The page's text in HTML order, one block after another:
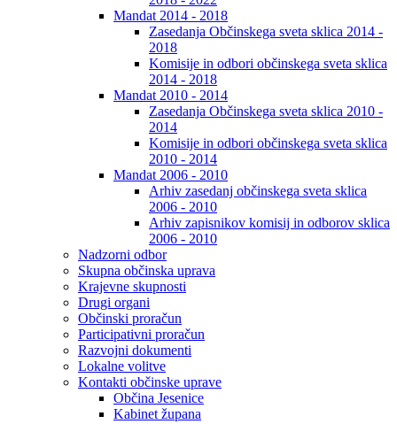
Mandat 2014 - 2018
Zasedanja Občinskega sveta sklica 2014 -
2018
Komisije in odbori občinskega sveta sklica
2014 - 2018
Mandat 2010 - 2014
Zasedanja Občinskega sveta sklica 2010 -
2014
Komisije in odbori občinskega sveta sklica
2010 - 2014
Mandat 2006 - 2010
Arhiv zasedanj občinskega sveta sklica
2006 - 2010
Arhiv zapisnikov komisij in odborov sklica
2006 - 2010
Nadzorni odbor
Skupna občinska uprava
Krajevne skupnosti
Drugi organi
Občinski proračun
Participativni proračun
Razvojni dokumenti
Lokalne volitve
Kontakti občinske uprave
Občina Jesenice
Kabinet župana